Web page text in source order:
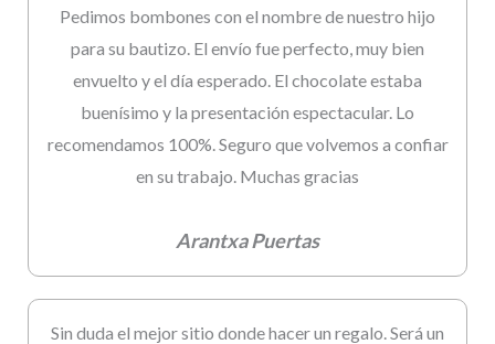
Pedimos bombones con el nombre de nuestro hijo
para su bautizo. El envío fue perfecto, muy bien
envuelto y el día esperado. El chocolate estaba
buenísimo y la presentación espectacular. Lo
recomendamos 100%. Seguro que volvemos a confiar
en su trabajo. Muchas gracias
Arantxa Puertas
Sin duda el mejor sitio donde hacer un regalo. Será un